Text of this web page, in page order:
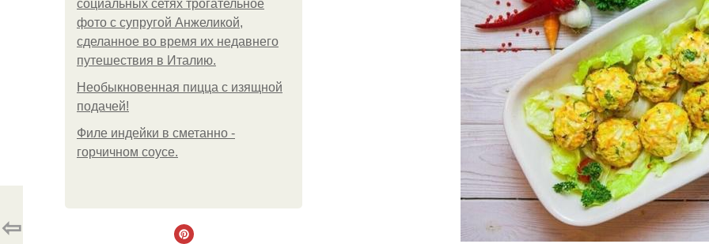
социальных сетях трогательное
фото с супругой Анжеликой,
сделанное во время их недавнего
путешествия в Италию.
Необыкновенная пицца с изящной
подачей!
Филе индейки в сметанно -
горчичном соусе.
⇦